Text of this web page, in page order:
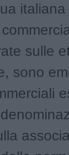
sulle
sono